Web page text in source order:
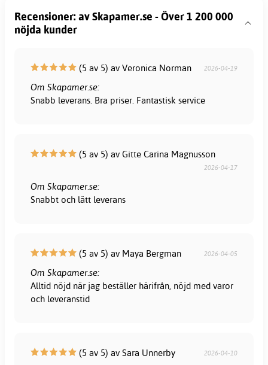
Recensioner: av Skapamer.se - Över 1 200 000
nöjda kunder
(5 av 5) av Veronica Norman 2026-04-19
Om Skapamer.se:
Snabb leverans. Bra priser. Fantastisk service
(5 av 5) av Gitte Carina Magnusson
2026-04-17
Om Skapamer.se:
Snabbt och lätt leverans
(5 av 5) av Maya Bergman 2026-04-05
Om Skapamer.se:
Alltid nöjd när jag beställer härifrån, nöjd med varor
och leveranstid
(5 av 5) av Sara Unnerby 2026-04-10